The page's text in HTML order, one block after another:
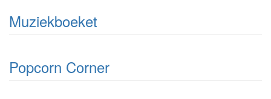
Muziekboeket
Popcorn Corner